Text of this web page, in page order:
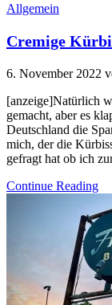
Allgemein
Cremige
6. November 2022
[anzeige]Natürlich
gemacht, aber es
Deutschland die
mich, der die
gefragt hat ob ich
Continue Reading